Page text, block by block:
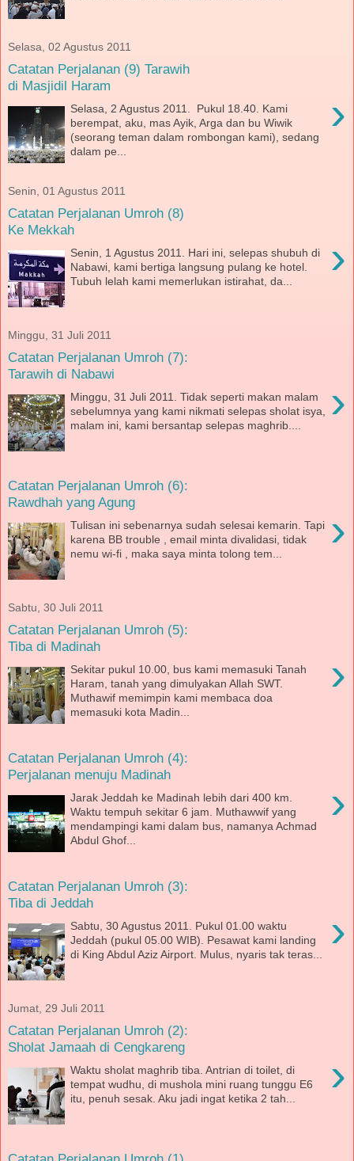
Selasa, 02 Agustus 2011
Catatan Perjalanan (9) Tarawih
di Masjidil Haram
›
Selasa, 2 Agustus 2011. Pukul 18.40. Kami
berempat, aku, mas Ayik, Arga dan bu Wiwik
(seorang teman dalam rombongan kami), sedang
dalam pe...
Senin, 01 Agustus 2011
Catatan Perjalanan Umroh (8)
Ke Mekkah
›
Senin, 1 Agustus 2011. Hari ini, selepas shubuh di
Nabawi, kami bertiga langsung pulang ke hotel.
Tubuh lelah kami memerlukan istirahat, da...
Minggu, 31 Juli 2011
Catatan Perjalanan Umroh (7):
Tarawih di Nabawi
›
Minggu, 31 Juli 2011. Tidak seperti makan malam
sebelumnya yang kami nikmati selepas sholat isya,
malam ini, kami bersantap selepas maghrib....
Catatan Perjalanan Umroh (6):
Rawdhah yang Agung
›
Tulisan ini sebenarnya sudah selesai kemarin. Tapi
karena BB trouble , email minta divalidasi, tidak
nemu wi-fi , maka saya minta tolong tem...
Sabtu, 30 Juli 2011
Catatan Perjalanan Umroh (5):
Tiba di Madinah
›
Sekitar pukul 10.00, bus kami memasuki Tanah
Haram, tanah yang dimulyakan Allah SWT.
Muthawif memimpin kami membaca doa
memasuki kota Madin...
Catatan Perjalanan Umroh (4):
Perjalanan menuju Madinah
›
Jarak Jeddah ke Madinah lebih dari 400 km.
Waktu tempuh sekitar 6 jam. Muthawwif yang
mendampingi kami dalam bus, namanya Achmad
Abdul Ghof...
Catatan Perjalanan Umroh (3):
Tiba di Jeddah
›
Sabtu, 30 Agustus 2011. Pukul 01.00 waktu
Jeddah (pukul 05.00 WIB). Pesawat kami landing
di King Abdul Aziz Airport. Mulus, nyaris tak teras...
Jumat, 29 Juli 2011
Catatan Perjalanan Umroh (2):
Sholat Jamaah di Cengkareng
›
Waktu sholat maghrib tiba. Antrian di toilet, di
tempat wudhu, di mushola mini ruang tunggu E6
itu, penuh sesak. Aku jadi ingat ketika 2 tah...